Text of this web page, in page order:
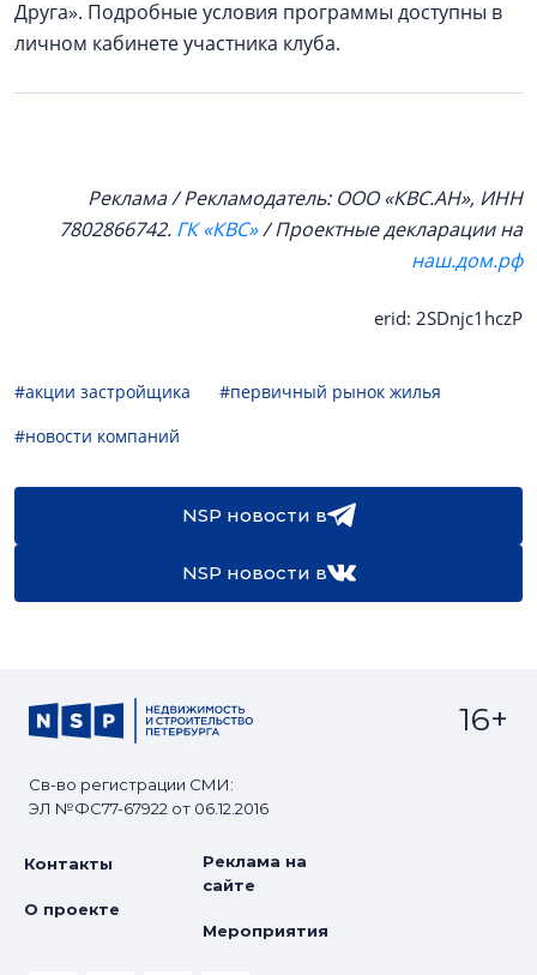
Друга». Подробные условия программы доступны в
личном кабинете участника клуба.
Реклама / Рекламодатель: ООО «КВС.АН», ИНН
7802866742. ГК «КВС»/ Проектные декларации на
наш.дом.рф
erid: 2SDnjc1hczP
#акции застройщика
#первичный рынок жилья
#новости компаний
NSP новости в
NSP новости в
Св-во регистрации СМИ:
ЭЛ №ФС77-67922 от 06.12.2016
16+
Контакты
О проекте
Реклама на
сайте
Мероприятия